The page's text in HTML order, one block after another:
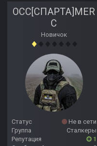
ОСС[СПАРТА]MER
C
Новичок
Статус
Не в сети
Группа
Сталкеры
Репутация
1